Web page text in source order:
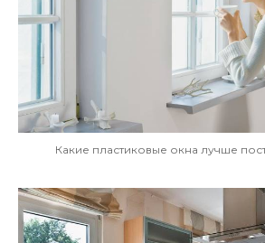
Какие пластиковые окна лучше